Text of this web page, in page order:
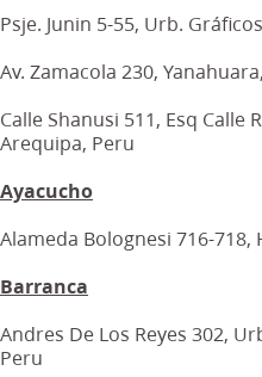
Psje. Junin 5-55, Urb.
Av. Zamacola 230,
Calle Shanusi 511, Esq Calle
Arequipa, Peru
Ayacucho
Alameda Bolognesi 716-
Barranca
Andres De Los Reyes 302,
Peru